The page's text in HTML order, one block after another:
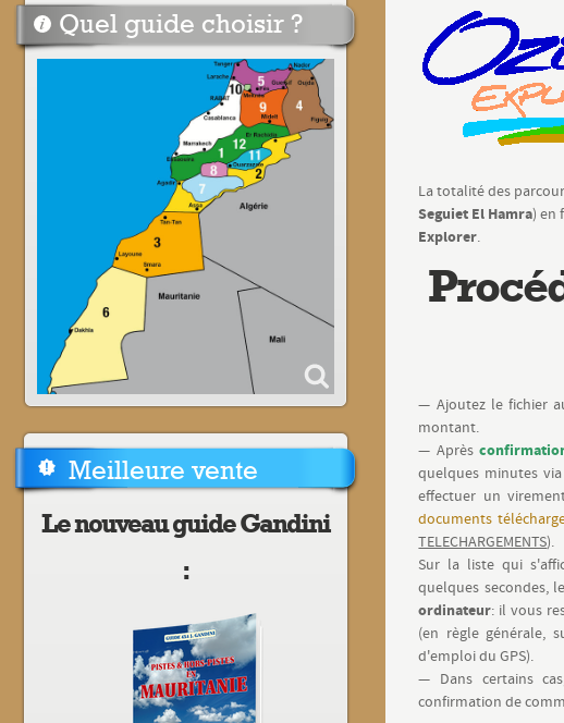
Quel guide choisir ?
Meilleure vente
Le nouveau guide Gandini
:
La totalité des
Seguiet El Hamra) en
Explorer.
— Ajoutez le fichier
montant.
— Après
quelques minutes via
effectuer un
documents
TELECHARGEMENTS).
Sur la liste qui
quelques secondes,
ordinateur: il vous
(en règle générale,
d'emploi du GPS).
— Dans certains
confirmation de